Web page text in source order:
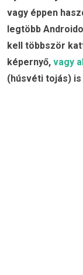
vagy éppen
legtöbb
kell többször
képernyő, vagy
(húsvéti tojás) is